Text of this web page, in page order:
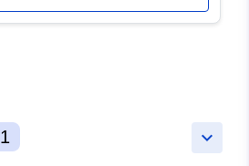
keyboard_arrow_down
1